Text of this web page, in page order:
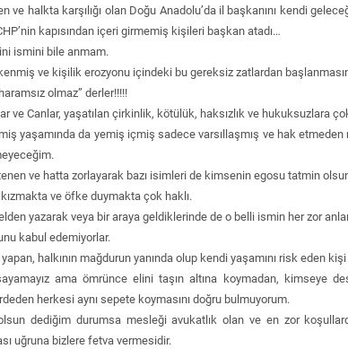
ve halkta karşılığı olan Doğu Anadolu’da il başkanını kendi
kapısından içeri girmemiş kişileri başkan atadı…
ismini bile anmam.
ve kişilik erozyonu içindeki bu gereksiz zatlardan
olmaz” derler!!!!!
ve Canlar, yaşatılan çirkinlik, kötülük, haksızlık ve hukuksuzlara
yaşamında da yemiş içmiş sadece varsıllaşmış ve hak
ve hatta zorlayarak bazı isimleri de kimsenin egosu tatmin
ve öfke duymakta çok haklı.
yazarak veya bir araya geldiklerinde de o belli ismin her zor
kabul edemiyorlar.
halkının mağdurun yanında olup kendi yaşamını risk eden
ama ömrünce elini taşın altına koymadan, kimseye
herkesi aynı sepete koymasını doğru bulmuyorum.
olsun dediğim durumsa mesleği avukatlık olan ve en zor
uğruna bizlere fetva vermesidir.